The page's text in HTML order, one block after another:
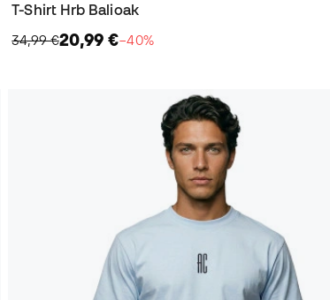
T-Shirt Hrb Balioak
34,99 €20,99 €−40%